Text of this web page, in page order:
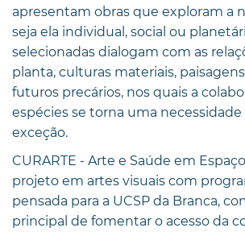
apresentam obras que exploram a
seja ela individual, social ou
selecionadas dialogam com as
planta, culturas materiais,
futuros precários, nos quais a
espécies se torna uma necessidade
exceção.
CURARTE - Arte e Saúde em
projeto em artes visuais com
pensada para a UCSP da Branca,
principal de fomentar o acesso da